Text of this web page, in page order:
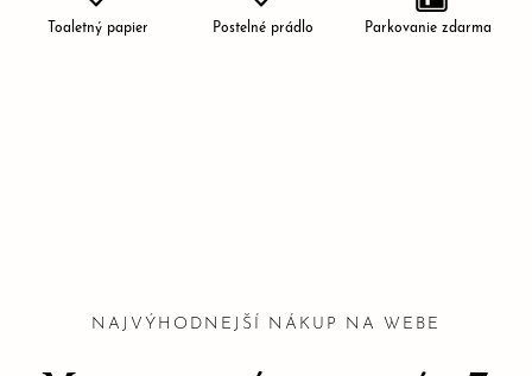
Toaletný papier Postelné prádlo Parkovanie zdarma
NAJVÝHODNEJŠÍ NÁKUP NA WEBE